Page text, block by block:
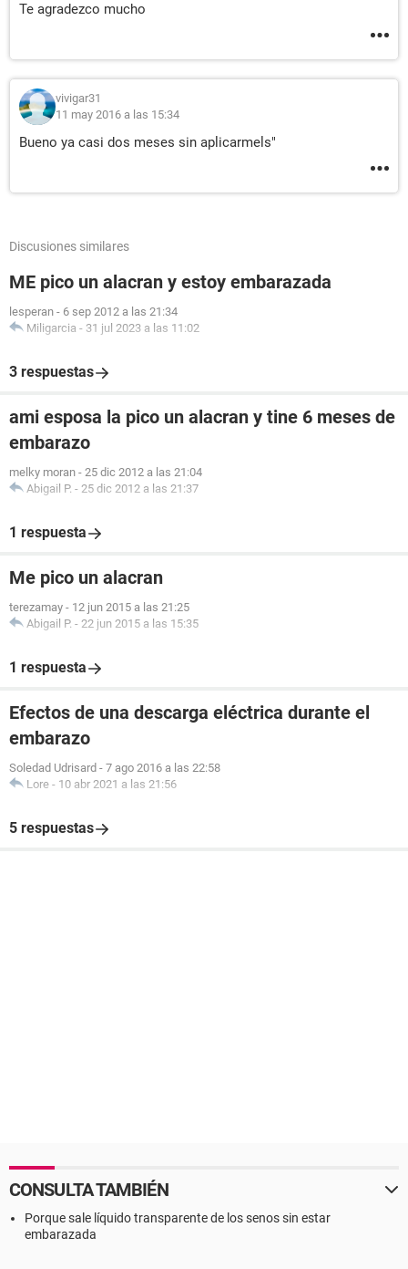
Te agradezco mucho
vivigar31
11 may 2016 a las 15:34
Bueno ya casi dos meses sin aplicarmels"
Discusiones similares
ME pico un alacran y estoy embarazada
lesperan - 6 sep 2012 a las 21:34
Miligarcia - 31 jul 2023 a las 11:02
3 respuestas
ami esposa la pico un alacran y tine 6 meses de
embarazo
melky moran - 25 dic 2012 a las 21:04
Abigail P. - 25 dic 2012 a las 21:37
1 respuesta
Me pico un alacran
terezamay - 12 jun 2015 a las 21:25
Abigail P. - 22 jun 2015 a las 15:35
1 respuesta
Efectos de una descarga eléctrica durante el
embarazo
Soledad Udrisard - 7 ago 2016 a las 22:58
Lore - 10 abr 2021 a las 21:56
5 respuestas
CONSULTA TAMBIÉN
Porque sale líquido transparente de los senos sin estar
embarazada